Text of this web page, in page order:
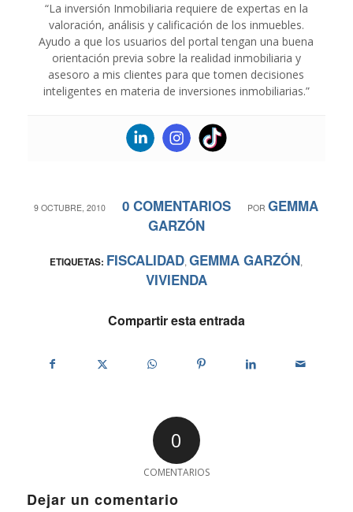
“La inversión Inmobiliaria requiere de expertas en la
valoración, análisis y calificación de los inmuebles.
Ayudo a que los usuarios del portal tengan una buena
orientación previa sobre la realidad inmobiliaria y
asesoro a mis clientes para que tomen decisiones
inteligentes en materia de inversiones inmobiliarias.”
9 OCTUBRE, 2010
/ 0 COMENTARIOS
/ PORGEMMA
GARZÓN
ETIQUETAS: FISCALIDAD,GEMMA GARZÓN,
VIVIENDA
Compartir esta entrada
0
COMENTARIOS
Dejar un comentario